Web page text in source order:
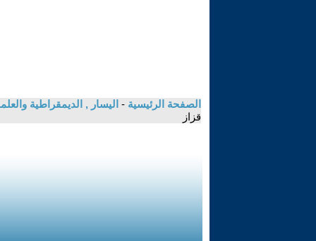
الصفحة الرئيسية - اليسار , الديمقراطية
قزاز